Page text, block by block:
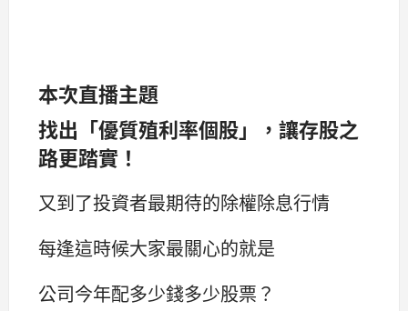
本次直播主題
找出「優質殖利率個股」，讓存股之
路更踏實！
又到了投資者最期待的除權除息行情
每逢這時候大家最關心的就是
公司今年配多少錢多少股票？